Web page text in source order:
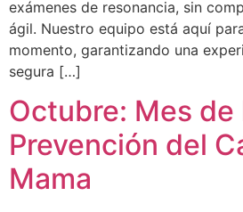
exámenes de resonancia, sin
ágil. Nuestro equipo está aquí
momento, garantizando una
segura […]
Octubre: Mes de
Prevención del
Mama